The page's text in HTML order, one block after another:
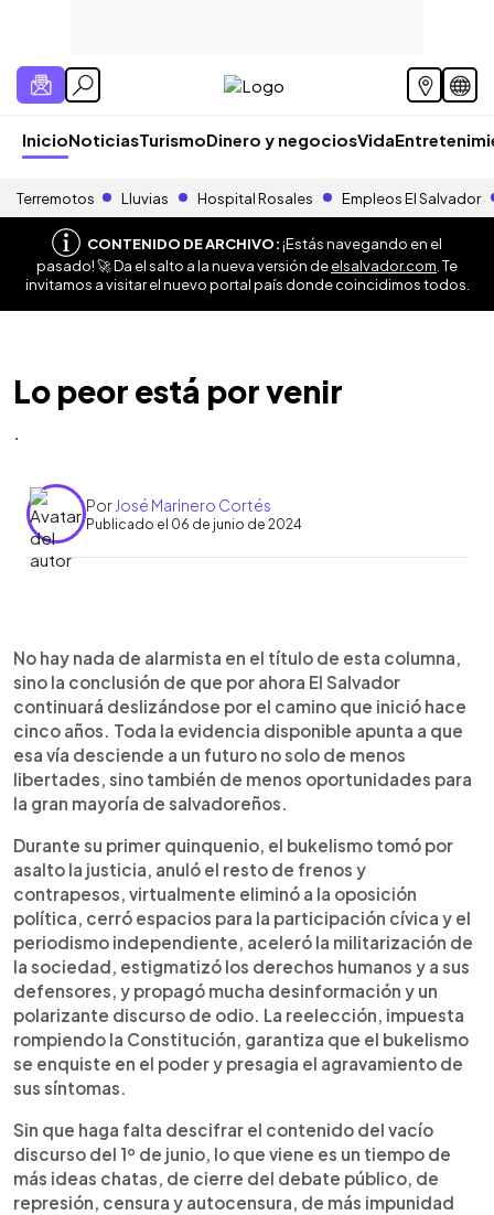
InicioNoticiasTurismoDinero y negociosVida
Terremotos Lluvias Hospital Rosales Empleos El Salvador
CONTENIDO DE ARCHIVO:¡Estás navegando en el
pasado! 🚀 Da el salto a la nueva versión deelsalvador.com . Te
invitamos a visitar el nuevo portal país donde coincidimos todos.
Lo peor está por venir
.
Por José Marinero Cortés
Publicado el 06 de junio de 2024
Escuchar artículo
No hay nada de alarmista en el título de esta columna,
sino la conclusión de que por ahora El Salvador
continuará deslizándose por el camino que inició hace
cinco años. Toda la evidencia disponible apunta a que
esa vía desciende a un futuro no solo de menos
libertades, sino también de menos oportunidades para
la gran mayoría de salvadoreños.
Durante su primer quinquenio, el bukelismo tomó por
asalto la justicia, anuló el resto de frenos y
contrapesos, virtualmente eliminó a la oposición
política, cerró espacios para la participación cívica y el
periodismo independiente, aceleró la militarización de
la sociedad, estigmatizó los derechos humanos y a sus
defensores, y propagó mucha desinformación y un
polarizante discurso de odio. La reelección, impuesta
rompiendo la Constitución, garantiza que el bukelismo
se enquiste en el poder y presagia el agravamiento de
sus síntomas.
Sin que haga falta descifrar el contenido del vacío
discurso del 1º de junio, lo que viene es un tiempo de
más ideas chatas, de cierre del debate público, de
represión, censura y autocensura, de más impunidad